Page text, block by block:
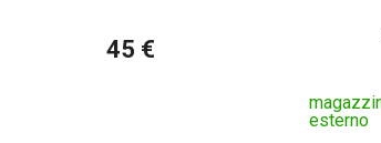
45 €
esterno